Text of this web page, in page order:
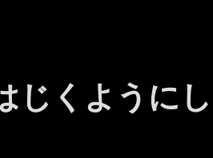
くように